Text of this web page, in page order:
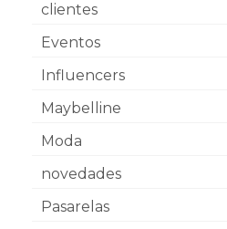
clientes
Eventos
Influencers
Maybelline
Moda
novedades
Pasarelas